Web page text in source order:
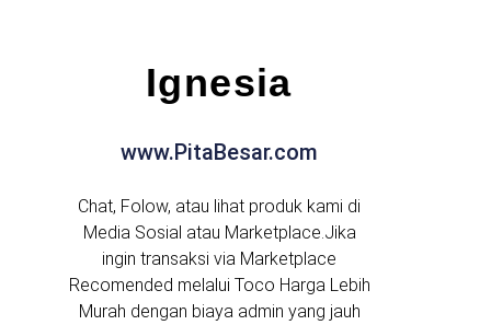
Ignesia
www.PitaBesar.com
Chat, Folow, atau lihat produk kami di
Media Sosial atau Marketplace.Jika
ingin transaksi via Marketplace
Recomended melalui Toco Harga Lebih
Murah dengan biaya admin yang jauh